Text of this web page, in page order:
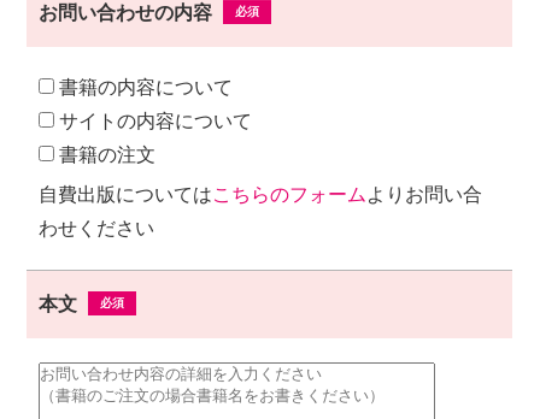
お問い合わせの内容
書籍の内容について
サイトの内容について
書籍の注文
自費出版についてはこちらのフォーム よりお問い合
わせください
本文